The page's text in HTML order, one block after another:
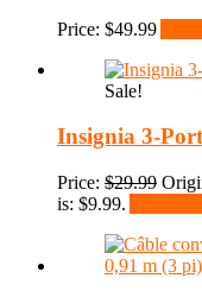
Price: $49.99
Sale!
Insignia 3-
Price: $29.99
is: $9.99.